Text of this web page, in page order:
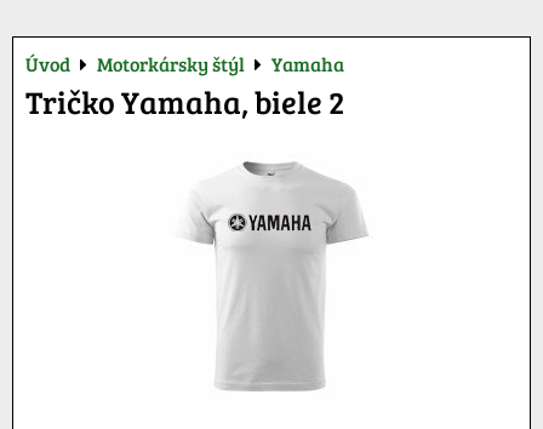
Úvod Motorkársky štýl Yamaha
Tričko Yamaha, biele 2